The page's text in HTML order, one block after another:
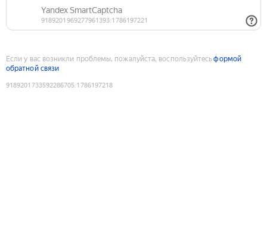
Если у вас возникли проблемы, пожалуйста, воспользуйтесьформой
обратной связи
9189201733592286705:1786197218